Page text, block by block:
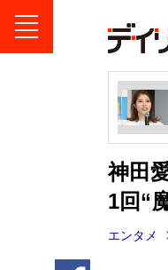
神田
1回“
エンタメ